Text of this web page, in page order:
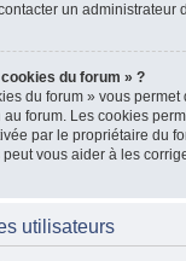
un administrateur
du forum » ?
du forum » vous
forum. Les cookies
par le propriétaire du
vous aider à les
utilisateurs